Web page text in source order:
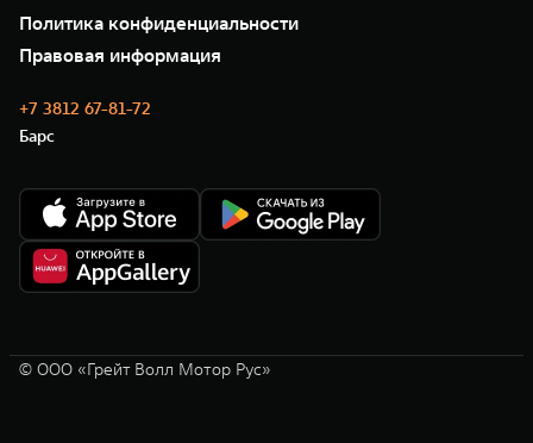
Сервис
Нулевое ТО
Моторные масла
35 лет GWM
GWM ТЕХ ДЕНЬ
Новости
Политика конфиденциальности
Правовая информация
+7 3812 67-81-72
Барс
© ООО «Грейт Волл Мотор Рус»